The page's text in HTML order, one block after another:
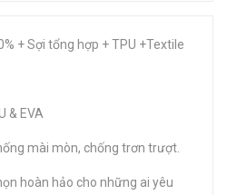
+ Sợi tổng hợp + TPU +Textile
& EVA
mài mòn, chống trơn trượt.
hoàn hảo cho những ai yêu